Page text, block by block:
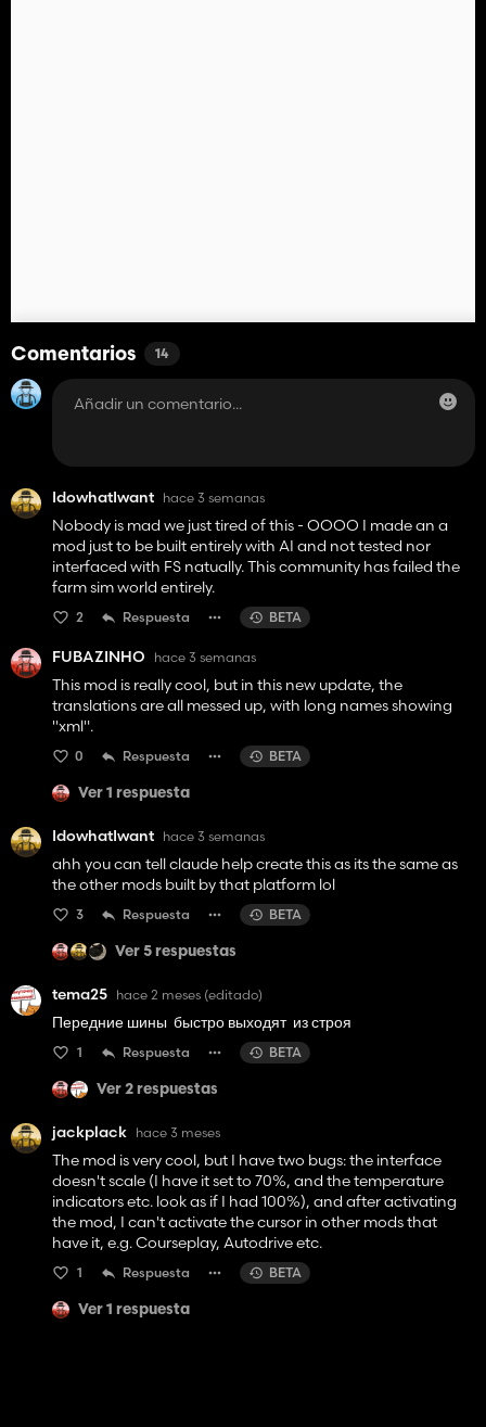
Comentarios 14
IdowhatIwant hace 3 semanas
Nobody is mad we just tired of this - OOOO I made an a
mod just to be built entirely with AI and not tested nor
interfaced with FS natually. This community has failed the
farm sim world entirely.
2 Respuesta BETA
FUBAZINHO hace 3 semanas
This mod is really cool, but in this new update, the
translations are all messed up, with long names showing
"xml".
0 Respuesta BETA
Ver 1 respuesta
IdowhatIwant hace 3 semanas
ahh you can tell claude help create this as its the same as
the other mods built by that platform lol
3 Respuesta BETA
Ver 5 respuestas
tema25 hace 2 meses (editado)
Передние шины быстро выходят из строя
1 Respuesta BETA
Ver 2 respuestas
jackplack hace 3 meses
The mod is very cool, but I have two bugs: the interface
doesn't scale (I have it set to 70%, and the temperature
indicators etc. look as if I had 100%), and after activating
the mod, I can't activate the cursor in other mods that
have it, e.g. Courseplay, Autodrive etc.
1 Respuesta BETA
Ver 1 respuesta